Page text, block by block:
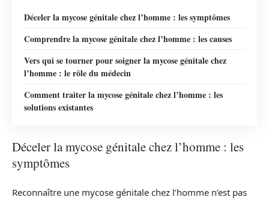
Déceler la mycose génitale chez l’homme : les symptômes
Comprendre la mycose génitale chez l’homme : les causes
Vers qui se tourner pour soigner la mycose génitale chez
l’homme : le rôle du médecin
Comment traiter la mycose génitale chez l’homme : les
solutions existantes
Déceler la mycose génitale chez l’homme : les
symptômes
Reconnaître une mycose génitale chez l’homme n’est pas